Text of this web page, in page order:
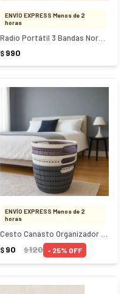
ENVÍO EXPRESS Menos de 2
horas
$ 990
ENVÍO EXPRESS Menos de 2
horas
$ 90 $120 25